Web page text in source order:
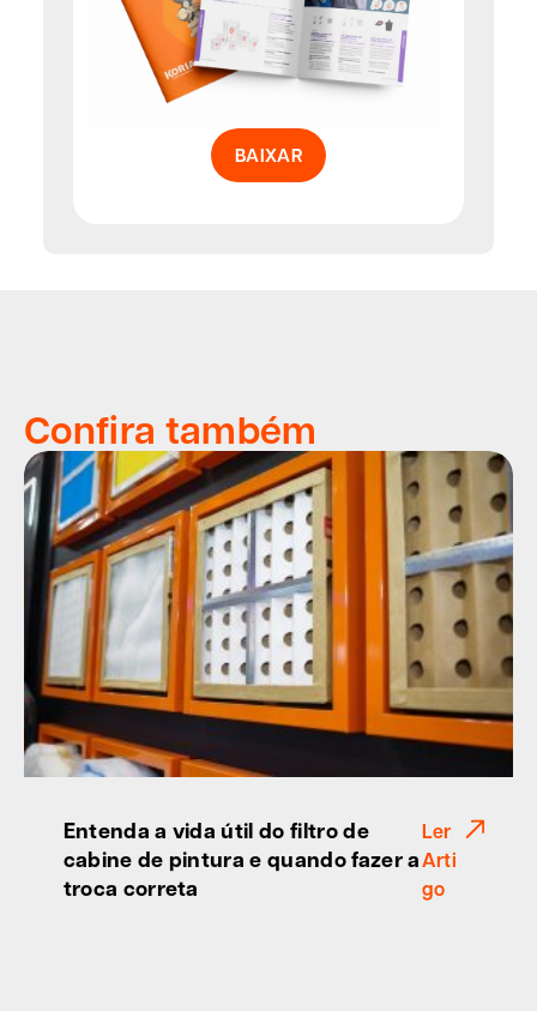
BAIXAR
Confira também
Entenda a vida útil do filtro de
cabine de pintura e quando fazer a
troca correta
Ler
Arti
go